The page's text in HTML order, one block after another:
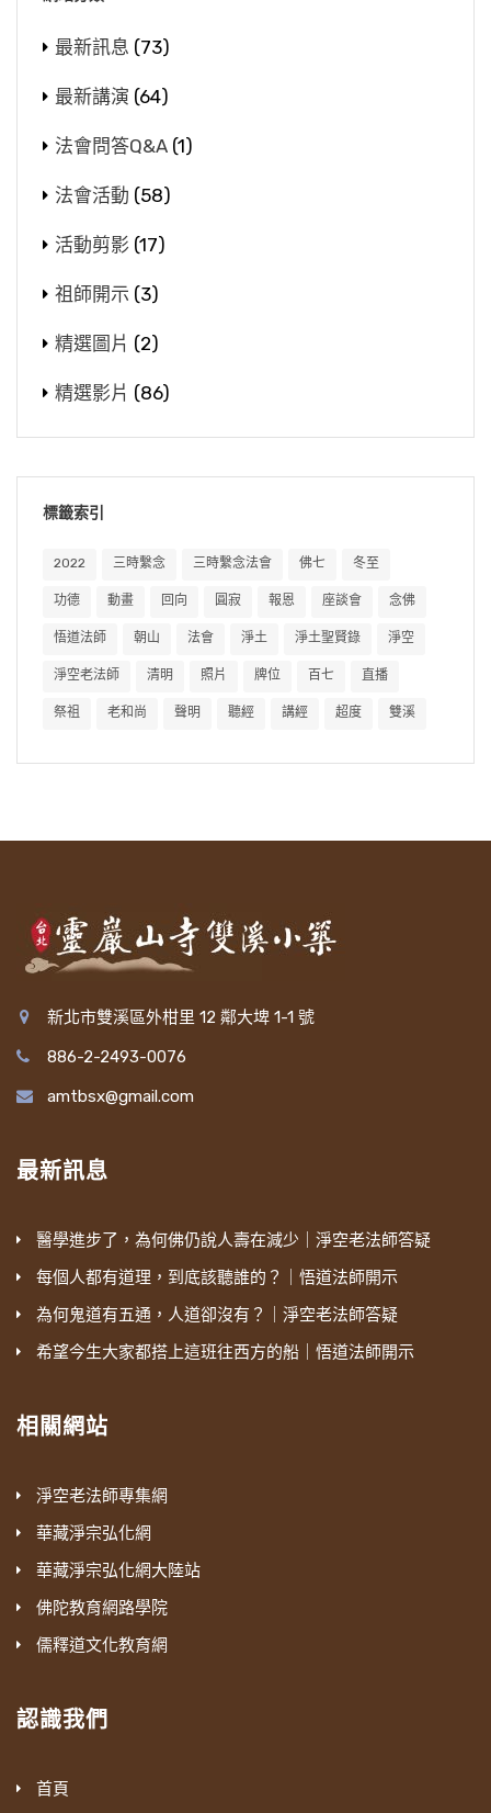
最新訊息 (73)
最新講演 (64)
法會問答Q&A (1)
法會活動 (58)
活動剪影 (17)
祖師開示 (3)
精選圖片 (2)
精選影片 (86)
標籤索引
2022 三時繫念 三時繫念法會 佛七 冬至
功德 動畫 回向 圓寂 報恩 座談會 念佛
悟道法師 朝山 法會 淨土 淨土聖賢錄 淨空
淨空老法師 清明 照片 牌位 百七 直播
祭祖 老和尚 聲明 聽經 講經 超度 雙溪
新北市雙溪區外柑里 12 鄰大埤 1-1 號
886-2-2493-0076
amtbsx@gmail.com
最新訊息
醫學進步了，為何佛仍說人壽在減少｜淨空老法師答疑
每個人都有道理，到底該聽誰的？｜悟道法師開示
為何鬼道有五通，人道卻沒有？｜淨空老法師答疑
希望今生大家都搭上這班往西方的船｜悟道法師開示
相關網站
淨空老法師專集網
華藏淨宗弘化網
華藏淨宗弘化網大陸站
佛陀教育網路學院
儒釋道文化教育網
認識我們
首頁